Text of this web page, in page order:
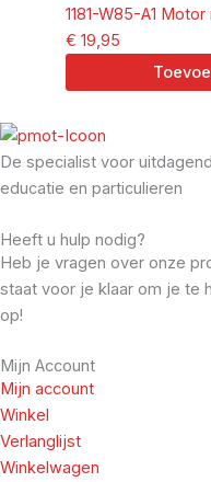
1181-W85-A1
€ 19,95
De specialist voor
educatie en particulieren
Heeft u hulp nodig?
Heb je vragen over onze
staat voor je klaar om je te
op!
Mijn Account
Mijn account
Winkel
Verlanglijst
Winkelwagen